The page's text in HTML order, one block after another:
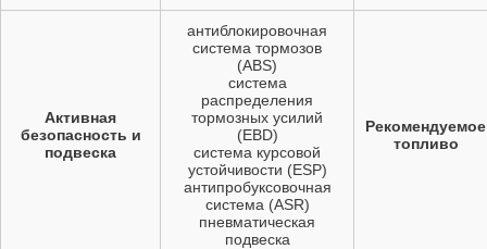
Активная
безопасность и
подвеска
антиблокировочная
система тормозов
(ABS)
система
распределения
тормозных усилий
(EBD)
система курсовой
устойчивости (ESP)
антипробуксовочная
система (ASR)
пневматическая
подвеска
Рекомендуемое
топливо